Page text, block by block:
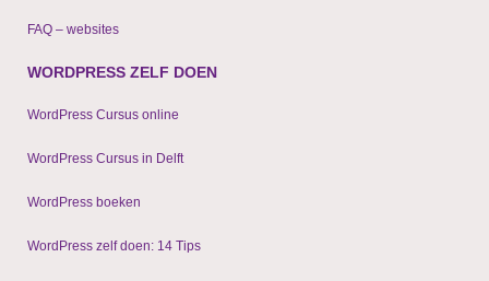
FAQ – websites
WORDPRESS ZELF DOEN
WordPress Cursus online
WordPress Cursus in Delft
WordPress boeken
WordPress zelf doen: 14 Tips